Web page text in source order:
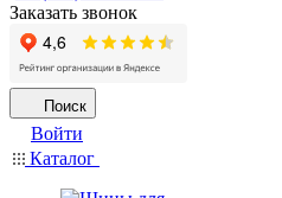
Заказать звонок
Поиск
Войти
Каталог